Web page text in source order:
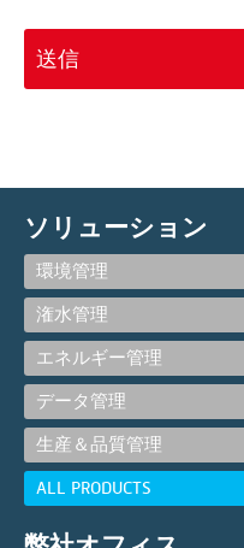
ソリューション
環境管理
潅水管理
エネルギー管理
データ管理
生産＆品質管理
ALL PRODUCTS